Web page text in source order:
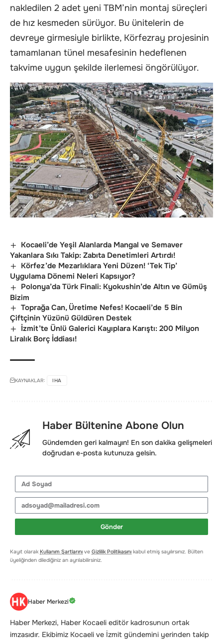
nakledilen 2 adet yeni TBM’nin montaj süreçleri
de hız kesmeden sürüyor. Bu ünitelerin de
devreye girmesiyle birlikte, Körfezray projesinin
tamamlanan tünel mesafesinin hedeflenen
takvime uygun şekilde ilerlemesi öngörülüyor.
Kocaeli’de Yeşil Alanlarda Mangal ve Semaver
Yakanlara Sıkı Takip: Zabıta Denetimleri Artırdı!
Körfez’de Mezarlıklara Yeni Düzen! ‘Tek Tip’
Uygulama Dönemi Neleri Kapsıyor?
Polonya’da Türk Finali: Kyokushin’de Altın ve Gümüş
Bizim
Toprağa Can, Üretime Nefes! Kocaeli’de 5 Bin
Çiftçinin Yüzünü Güldüren Destek
İzmit’te Ünlü Galerici Kayıplara Karıştı: 200 Milyon
Liralık Borç İddiası!
KAYNAKLAR: IHA
Haber Bültenine Abone Olun
Gündemden geri kalmayın! En son dakika gelişmeleri
doğrudan e-posta kutunuza gelsin.
Gönder
Kayıt olarak Kullanım Şartlarını ve Gizlilik Politikasını kabul etmiş sayılırsınız. Bülten
üyeliğinden dilediğiniz an ayrılabilirsiniz.
Haber Merkezi
Haber Merkezi, Haber Kocaeli editör kadrosunun ortak
imzasıdır. Ekibimiz Kocaeli ve İzmit gündemini yerinden takip